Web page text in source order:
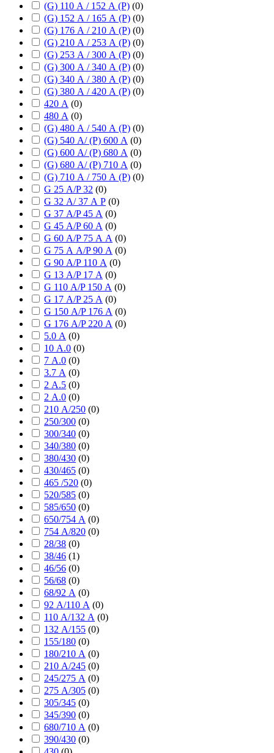
(G) 110 А / 152 А (P) (0)
(G) 152 А / 165 А (P) (0)
(G) 176 А / 210 А (P) (0)
(G) 210 А / 253 А (P) (0)
(G) 253 А / 300 А (P) (0)
(G) 300 А / 340 А (P) (0)
(G) 340 А / 380 А (P) (0)
(G) 380 А / 420 А (P) (0)
420 А (0)
480 А (0)
(G) 480 А / 540 А (P) (0)
(G) 540 А/ (P) 600 А (0)
(G) 600 А/ (P) 680 А (0)
(G) 680 А/ (P) 710 А (0)
(G) 710 А / 750 А (P) (0)
G 25 А/P 32 (0)
G 32 А/ 37 А P (0)
G 37 А/P 45 А (0)
G 45 А/P 60 А (0)
G 60 А/P 75 А А (0)
G 75 А А/P 90 А (0)
G 90 А/P 110 А (0)
G 13 А/P 17 А (0)
G 110 А/P 150 А (0)
G 17 А/P 25 А (0)
G 150 А/P 176 А (0)
G 176 А/P 220 А (0)
5.0 А (0)
10 А.0 (0)
7 А.0 (0)
3.7 А (0)
2 А.5 (0)
2 А.0 (0)
210 А/250 (0)
250/300 (0)
300/340 (0)
340/380 (0)
380/430 (0)
430/465 (0)
465 /520 (0)
520/585 (0)
585/650 (0)
650/754 А (0)
754 А/820 (0)
28/38 (0)
38/46 (1)
46/56 (0)
56/68 (0)
68/92 А (0)
92 А/110 А (0)
110 А/132 А (0)
132 А/155 (0)
155/180 (0)
180/210 А (0)
210 А/245 (0)
245/275 А (0)
275 А/305 (0)
305/345 (0)
345/390 (0)
680/710 А (0)
390/430 (0)